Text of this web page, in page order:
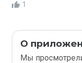
1
О
Мы